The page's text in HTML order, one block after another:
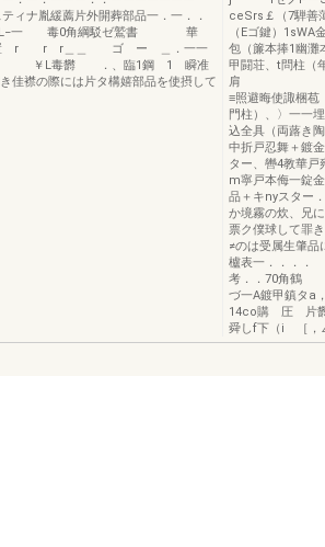
ィナ胤緩薦片外開葬部品一．一．．
L−一 毒0角綱駁ゼ鷲書 華
＿ ゴ ー ＿．一一
￥L毒欝 ．、臨1鋼 1 瞬准
佳襟の際には片タ構嬉部品を使摂して
ceSrs￡（7騨善
（Eゴ鍵）
包（簾本捧1幽
甲闘荘、t問柱（
≡照避晦使諏梱苞
門柱）、〉一一
込全具（両蕗き
中折戸忍舞＋鍍
ター、轡4教華戸
m寧戸本侮一錠
品＋キnyスター
か境霧の炊、兄
票ク僕球して罪
≠のは受属生肇品
櫨表一．．
考．．70角鶴
づ一A鍍甲鎮タa
14co購 圧 片欝
舜しf下（i ［，